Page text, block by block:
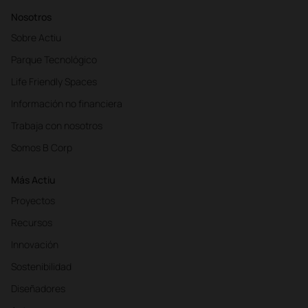
Nosotros
Sobre Actiu
Parque Tecnológico
Life Friendly Spaces
Información no financiera
Trabaja con nosotros
Somos B Corp
Más Actiu
Proyectos
Recursos
Innovación
Sostenibilidad
Diseñadores